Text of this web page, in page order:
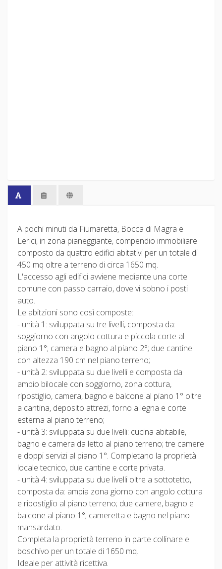
A pochi minuti da Fiumaretta, Bocca di Magra e
Lerici, in zona pianeggiante, compendio immobiliare
composto da quattro edifici abitativi per un totale di
450 mq oltre a terreno di circa 1650 mq.
L'accesso agli edifici avviene mediante una corte
comune con passo carraio, dove vi sobno i posti
auto.
Le abitzioni sono così composte:
- unità 1: sviluppata su tre livelli, composta da:
soggiorno con angolo cottura e piccola corte al
piano 1°; camera e bagno al piano 2°; due cantine
con altezza 190 cm nel piano terreno;
- unità 2: sviluppata su due livelli e composta da
ampio bilocale con soggiorno, zona cottura,
ripostiglio, camera, bagno e balcone al piano 1° oltre
a cantina, deposito attrezi, forno a legna e corte
esterna al piano terreno;
- unità 3: sviluppata su due livelli: cucina abitabile,
bagno e camera da letto al piano terreno; tre camere
e doppi servizi al piano 1°. Completano la proprietà
locale tecnico, due cantine e corte privata.
- unità 4: sviluppata su due livelli oltre a sottotetto,
composta da: ampia zona giorno con angolo cottura
e ripostiglio al piano terreno; due camere, bagno e
balcone al piano 1°; cameretta e bagno nel piano
mansardato.
Completa la proprietà terreno in parte collinare e
boschivo per un totale di 1650 mq.
Ideale per attività ricettiva.